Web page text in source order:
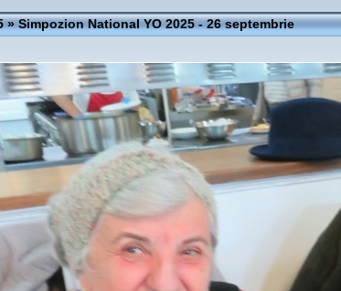
»Simpozion National YO 2025 - 26 septembrie